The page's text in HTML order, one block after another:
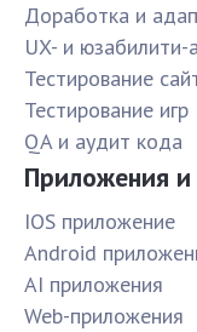
Доработка и
UX- и юзабилити-
Тестирование
Тестирование игр
QA и аудит кода
Приложения
IOS приложение
Android
AI приложения
Web-приложения